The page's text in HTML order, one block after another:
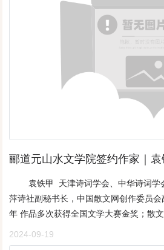
年荣获CCTV央视礼宾书“福苑杯”诗词大
文化名家”诗词大奖赛一等奖。2023年5
杯”诗词大奖赛一等奖。作品散见各大诗
狼烟，兵穿尘雾，一时难见青天。提枪飞
年掠影，九思绕、家国危安。号啼令，戒
除庚子约，无单有偶，港澳归还。郑公梦
鹰弄浪，潮奔放、不畏强权。谁能挡，倾
注：我曾在63军187师561团“守如泰山”
一段历史，深感强军的重要性！
郦道元山水文学院签约作家｜​袁
袁铁甲 天津诗词学会、中华诗词学
萍诗社副秘书长，中国散文网创作委员
年 作品多次获得全国文学大赛金奖；散
发表多篇小说、散文、诗歌；获得中国作
获得郦道元、书画网，全国文学大赛一
2024-09-19